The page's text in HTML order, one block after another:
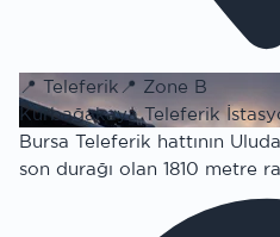
📍 Teleferik 📍 Zone B
Kurbağakaya Teleferik
Bursa Teleferik hattının
son durağı olan 1810 metre